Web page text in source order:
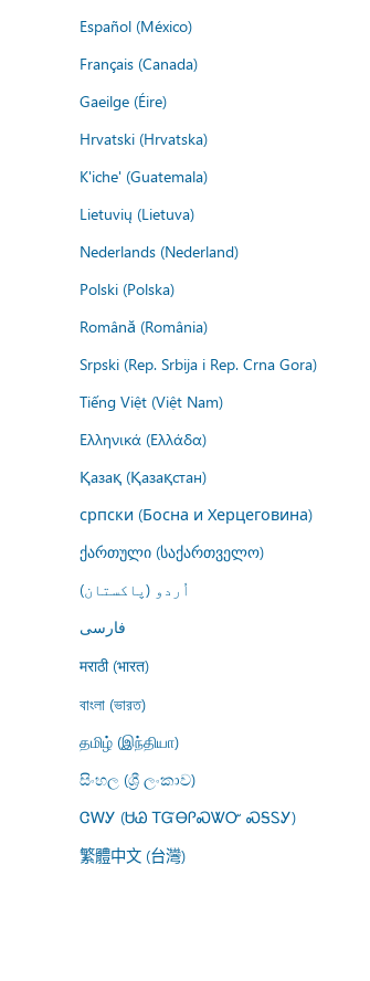
Español (México)
Français (Canada)
Gaeilge (Éire)
Hrvatski (Hrvatska)
K'iche' (Guatemala)
Lietuvių (Lietuva)
Nederlands (Nederland)
Polski (Polska)
Română (România)
Srpski (Rep. Srbija i Rep. Crna Gora)
Tiếng Việt (Việt Nam)
Ελληνικά (Ελλάδα)
Қазақ (Қазақстан)
српски (Босна и Херцеговина)
ქართული (საქართველო)
اُردو (پاکستان)
فارسى
मराठी (भारत)
বাংলা (ভারত)
தமிழ் (இந்தியா)
සිංහල (ශ්‍රී ලංකාව)
ᏣᎳᎩ (ᏌᏊ ᎢᏳᎾᎵᏍᏔᏅ ᏍᎦᏚᎩ)
繁體中文 (台灣)